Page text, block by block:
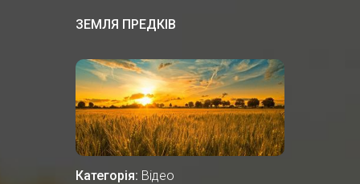
ЗЕМЛЯ ПРЕДКІВ
Категорія: Відео